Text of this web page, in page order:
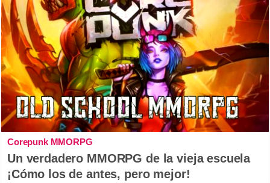
Corepunk MMORPG
Un verdadero MMORPG de la vieja escuela
¡Cómo los de antes, pero mejor!